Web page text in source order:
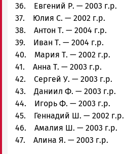
36. Евгений Р. — 2003 г.р.
37. Юлия С. — 2002 г.р.
38. Антон Т. — 2004 г.р.
39. Иван Т. — 2004 г.р.
40. Мария Т. — 2002 г.р.
41. Анна Т. — 2003 г.р.
42. Сергей У. — 2003 г.р.
43. Даниил Ф. — 2003 г.р.
44. Игорь Ф. — 2003 г.р.
45. Геннадий Ш. — 2002 г.р.
46. Амалия Ш. — 2003 г.р.
47. Алина Я. — 2003 г.р.